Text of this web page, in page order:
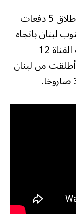
وقالت صحيفة يسرائيل هيوم إنه تم إطلاق 5 دفعات
من جنوب لبنان باتجاه
مناطق الجليل وشرق حيفا. كما أكدت القناة 12
أطلقت من لبنان